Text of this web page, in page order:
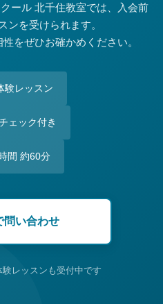
ール 北千住教室では、入会前
ンを受けられます。
をぜひお確かめください。
験レッスン
ェック付き
間 約60分
問い合わせ
レッスンも受付中です